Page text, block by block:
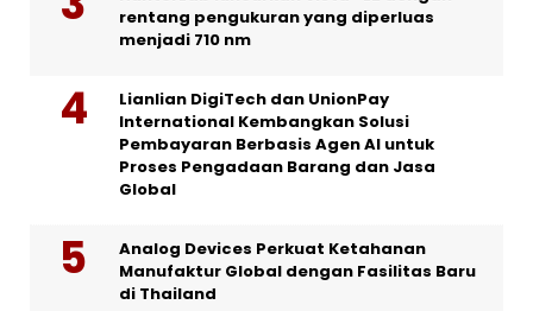
rentang pengukuran yang diperluas
menjadi 710 nm
Lianlian DigiTech dan UnionPay
International Kembangkan Solusi
Pembayaran Berbasis Agen AI untuk
Proses Pengadaan Barang dan Jasa
Global
Analog Devices Perkuat Ketahanan
Manufaktur Global dengan Fasilitas Baru
di Thailand